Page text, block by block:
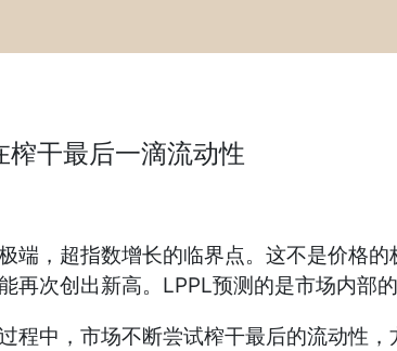
干最后一滴流动性
，超指数增长的临界点。这不是价格的
再次创出新高。LPPL预测的是市场内部
中，市场不断尝试榨干最后的流动性，